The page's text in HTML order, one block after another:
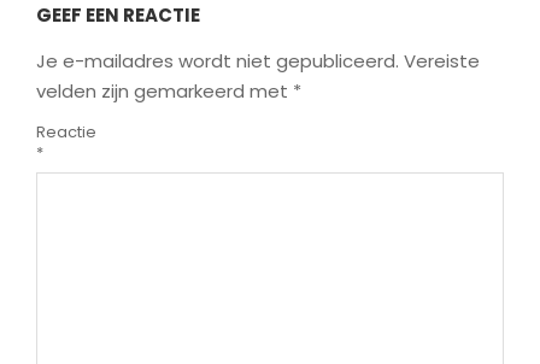
GEEF EEN REACTIE
Je e-mailadres wordt niet gepubliceerd. Vereiste
velden zijn gemarkeerd met *
Reactie
*